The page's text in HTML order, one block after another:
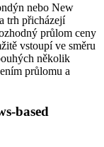
nebo New
trh přicházejí
průlom ceny
vstoupí ve směru
několik
průlomu a
based